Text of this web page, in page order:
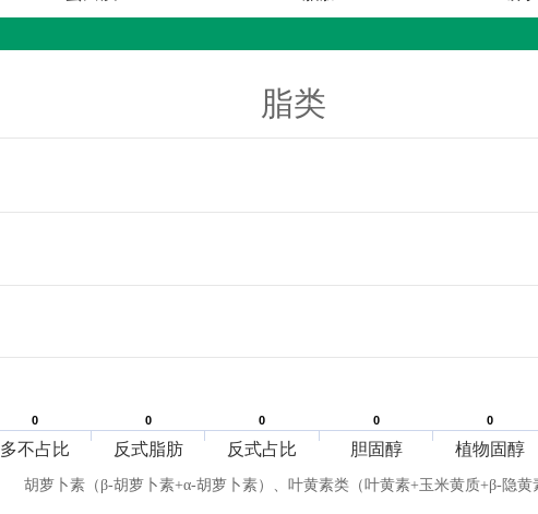
脂类
胡萝卜素（β-胡萝卜素+α-胡萝卜素）、叶黄素类（叶黄素+玉米黄质+β-隐黄
0
0 0
0 0
0 0
0 0
0
多不占比 反式脂肪 反式占比 胆固醇 植物固醇